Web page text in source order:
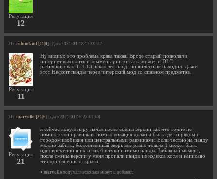
Репутация
12
От: rohindanil [11|0] | Дата 2021-01-18 17:00:37
Репутация
11
Ну видимо это проблема кряка такая. Вроде старый позволял в
интернет выходить и комментарии читать, может и DLC
разблокировал. С 1.13 искал лес панд, но ничего не находил. Даже
этот Нефрит панды через читерский мод со спавном предметов.
От: marvollo [21|6] | Дата 2021-01-16 23:00:08
Репутация
21
я сейчас новую игру начал после смены версии так что точно не
помню, если правильно помню локация должна быть где то рядом с
городом изобилия или центральными равнинами. Если честно на панду
можно забить, божественный зверь все равно только 1 может быть
одновременно и их и так 4 штуки помимо панды. Забавный момент,
после смены версии у меня пропали панды из кодекса хотя и написано
что дополнение открыто
• marvollo подумал несколько минут и добавил: